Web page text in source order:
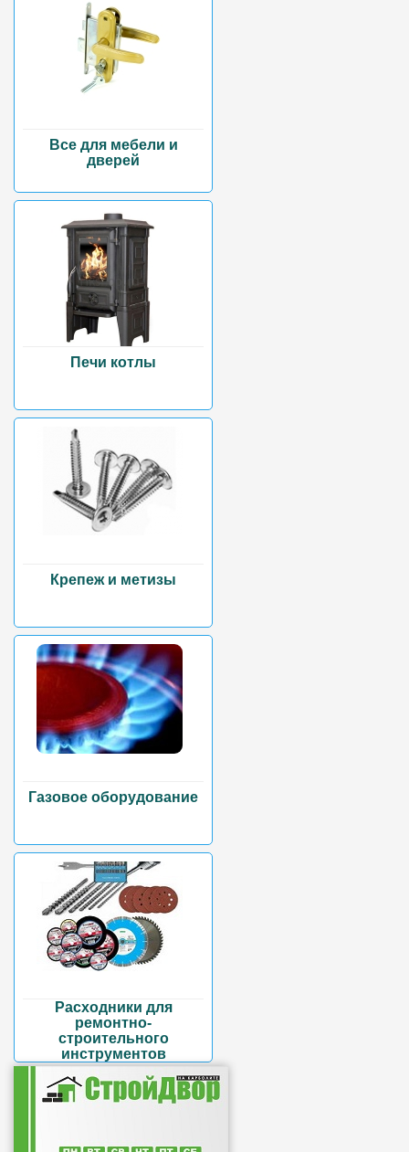
Все для мебели и
дверей
Печи котлы
Крепеж и метизы
Газовое оборудование
Расходники для
ремонтно-
строительного
инструментов